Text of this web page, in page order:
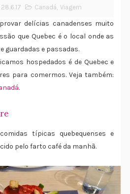
28.6.17 Canadá, Viagem
delícias canadenses muito
que Quebec é o local onde as
guardadas e passadas.
hospedados é de Quebec e
para comermos. Veja também:
.
típicas quebequenses e
pelo farto café da manhã.